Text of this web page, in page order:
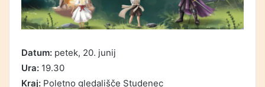
Datum: petek, 20. junij
Ura: 19.30
Kraj: Poletno gledališče Studenec